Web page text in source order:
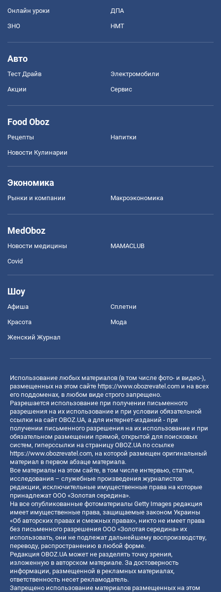
Онлайн уроки ДПА
ЗНО НМТ
Авто
Тест Драйв Электромобили
Акции Сервис
Food Oboz
Рецепты Напитки
Новости Кулинарии
Экономика
Рынки и компании Mакроэкономика
MedOboz
Новости медицины MAMACLUB
Covid
Шоу
Афиша Сплетни
Красота Мода
Женский Журнал
Использование любых материалов (в том числе фото- и видео-),
размещенных на этом сайте https://www.obozrevatel.com и на всех
его поддоменах, в любом виде строго запрещено.
Разрешается использование при получении письменного
разрешения на их использование и при условии обязательной
ссылки на сайт OBOZ.UA, а для интернет-изданий - при
получении письменного разрешения на их использование и при
обязательном размещении прямой, открытой для поисковых
систем, гиперссылки на страницу OBOZ.UA по ссылке
https://www.obozrevatel.com, на которой размещен оригинальный
материал в первом абзаце материала.
Все материалы на этом сайте, в том числе интервью, статьи,
исследования – служебные произведения журналистов
редакции, исключительные имущественные права на которые
принадлежат ООО «Золотая середина».
На все опубликованные фотоматериалы Getty Images редакция
имеет имущественные права, защищаемые законом Украины
«Об авторских правах и смежных правах», никто не имеет права
без письменного разрешения ООО «Золотая середина» их
использовать, они не подлежат дальнейшему воспроизводству,
переводу, распространению в любой форме.
Редакция OBOZ.UA может не разделять точку зрения,
изложенную в авторском материале. За достоверность
информации, размещенной в рекламных материалах,
ответственность несет рекламодатель.
Запрещено использование материалов размещенных на этом